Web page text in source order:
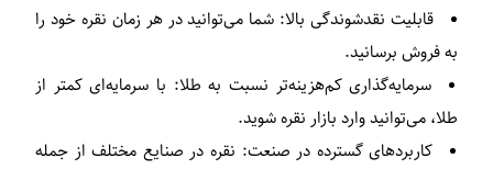
قابلیت نقدشوندگی بالا: شما می‌توانید در هر زمان نقره خود را
به فروش برسانید.
سرمایه‌گذاری کم‌هزینه‌تر نسبت به طلا: با سرمایه‌ای کمتر از
طلا، می‌توانید وارد بازار نقره شوید.
کاربردهای گسترده در صنعت: نقره در صنایع مختلف از جمله